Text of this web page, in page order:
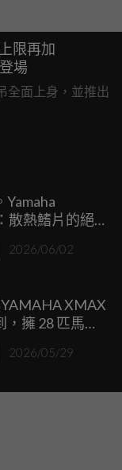
限再加
場
全面上身，並推出
散熱鰭片的絕
用空冷四缸譜
休止符！
2026/06/02
XMAX
擁 28 匹馬力
幕，建議售價
刻啟航
2026/05/29